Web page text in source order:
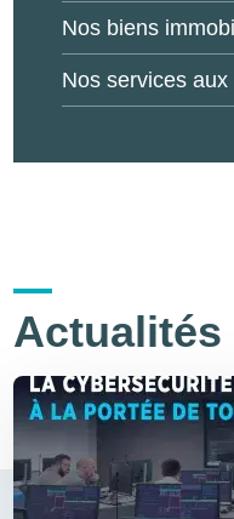
Nos biens
Nos services
Actualités